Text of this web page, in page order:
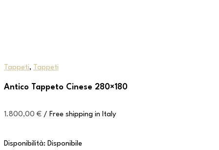
Tappeti, Tappeti
Antico Tappeto Cinese 280×180
1.800,00 € / Free shipping in Italy
Disponibilità: Disponibile